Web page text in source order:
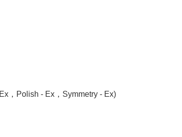
，Polish - Ex，Symmetry - Ex)